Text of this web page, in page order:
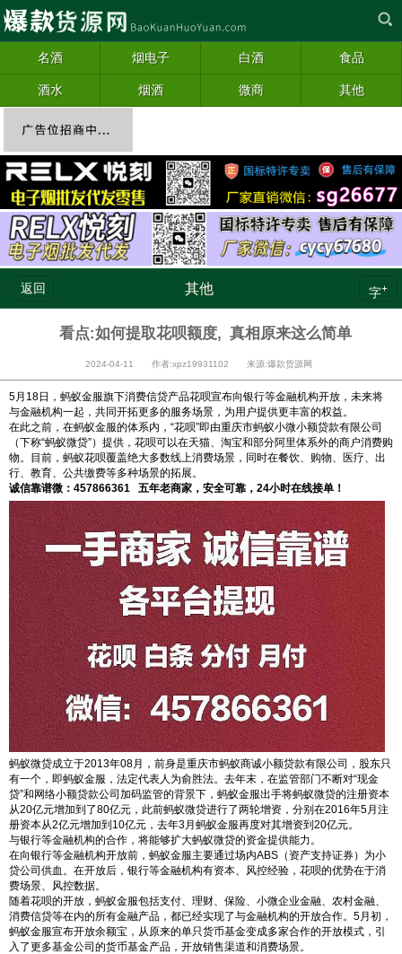
名酒 烟电子 白酒 食品
酒水 烟酒 微商 其他
返回 其他 字+
看点:如何提取花呗额度, 真相原来这么简单
2024-04-11 作者:xpz19931102 来源:爆款货源网
5月18日，蚂蚁金服旗下消费信贷产品花呗宣布向银行等金融机构开放，未来将
与金融机构一起，共同开拓更多的服务场景，为用户提供更丰富的权益。
在此之前，在蚂蚁金服的体系内，“花呗”即由重庆市蚂蚁小微小额贷款有限公司
（下称“蚂蚁微贷”）提供，花呗可以在天猫、淘宝和部分阿里体系外的商户消费购
物。目前，蚂蚁花呗覆盖绝大多数线上消费场景，同时在餐饮、购物、医疗、出
行、教育、公共缴费等多种场景的拓展。
诚信靠谱微：457866361 五年老商家，安全可靠，24小时在线接单！
蚂蚁微贷成立于2013年08月，前身是重庆市蚂蚁商诚小额贷款有限公司，股东只
有一个，即蚂蚁金服，法定代表人为俞胜法。去年末，在监管部门不断对“现金
贷”和网络小额贷款公司加码监管的背景下，蚂蚁金服出手将蚂蚁微贷的注册资本
从20亿元增加到了80亿元，此前蚂蚁微贷进行了两轮增资，分别在2016年5月注
册资本从2亿元增加到10亿元，去年3月蚂蚁金服再度对其增资到20亿元。
与银行等金融机构的合作，将能够扩大蚂蚁微贷的资金提供能力。
在向银行等金融机构开放前，蚂蚁金服主要通过场内ABS（资产支持证券）为小
贷公司供血。在开放后，银行等金融机构有资本、风控经验，花呗的优势在于消
费场景、风控数据。
随着花呗的开放，蚂蚁金服包括支付、理财、保险、小微企业金融、农村金融、
消费信贷等在内的所有金融产品，都已经实现了与金融机构的开放合作。5月初，
蚂蚁金服宣布开放余额宝，从原来的单只货币基金变成多家合作的开放模式，引
入了更多基金公司的货币基金产品，开放销售渠道和消费场景。